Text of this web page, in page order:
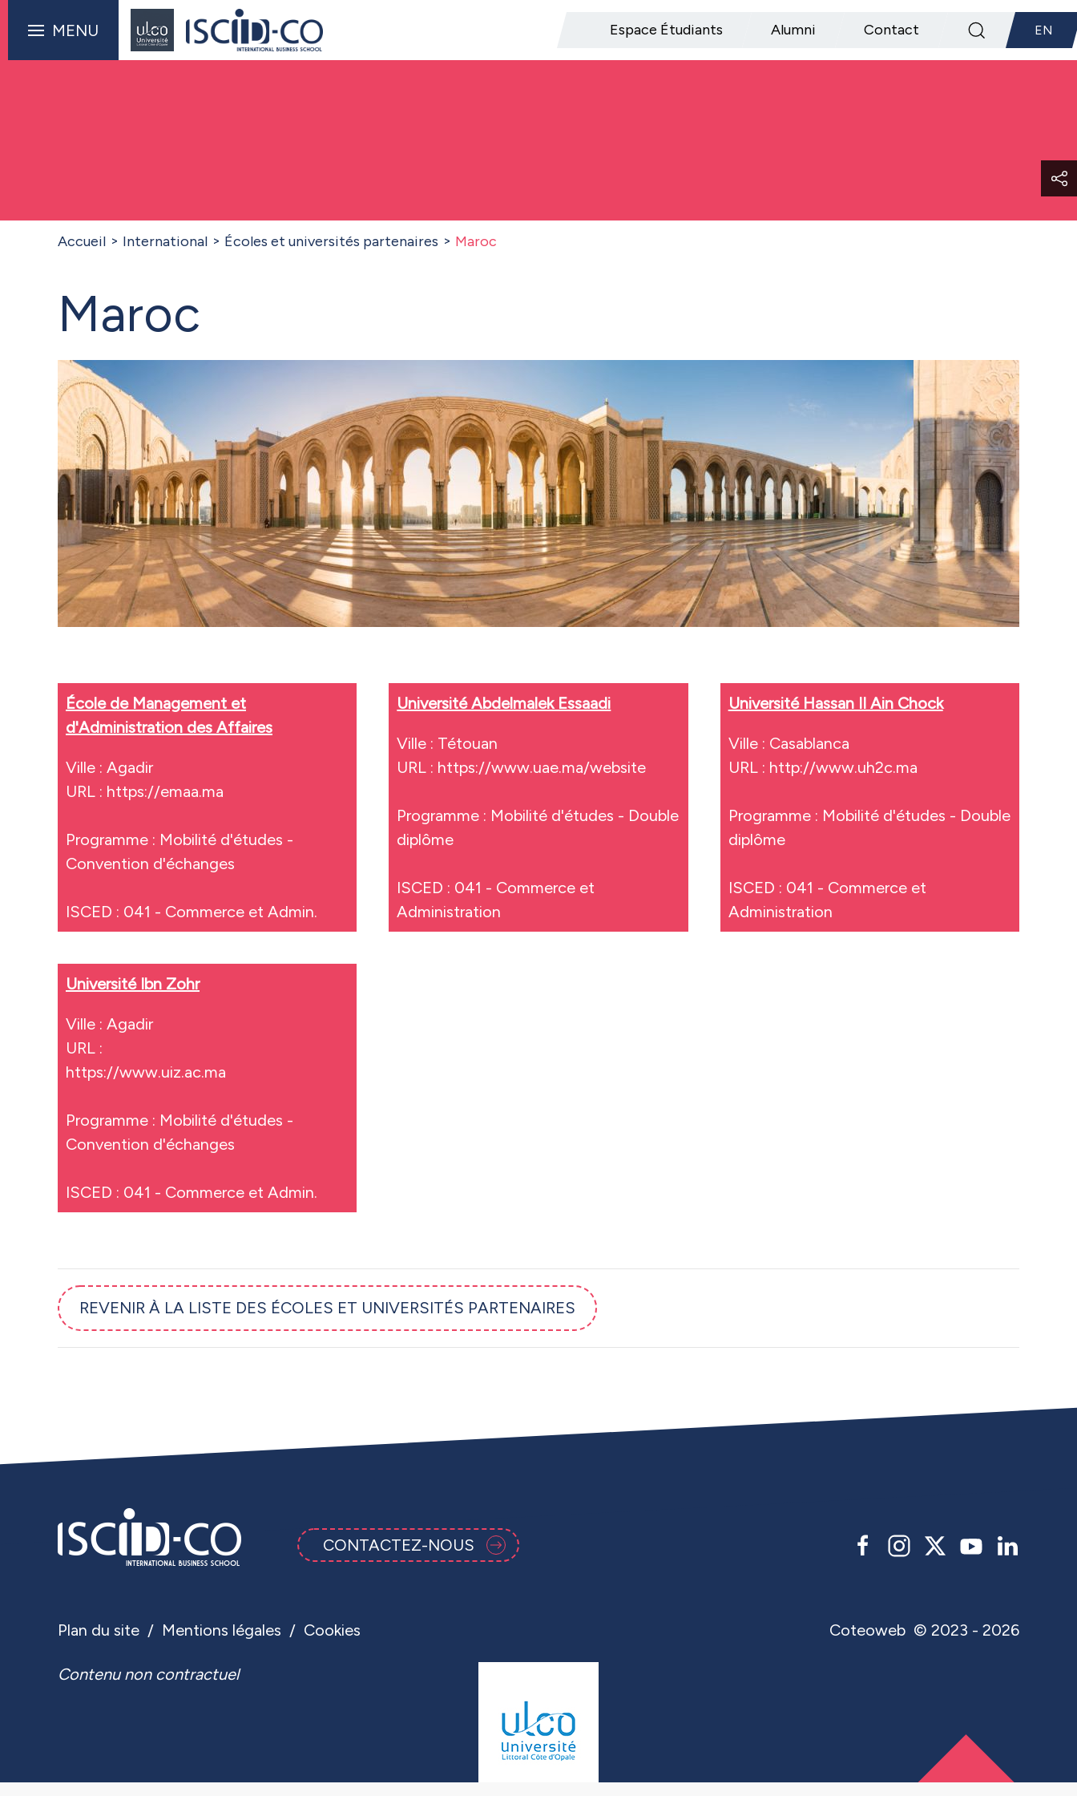
MENU Espace Étudiants Alumni Contact EN
Accueil International Écoles et universités partenaires Maroc
Maroc
École de Management et
d'Administration des Affaires
Ville : Agadir
URL : https://emaa.ma
Programme : Mobilité d'études -
Convention d'échanges
ISCED : 041 - Commerce et Admin.
Université Abdelmalek Essaadi
Ville : Tétouan
URL : https://www.uae.ma/website
Programme : Mobilité d'études - Double
diplôme
ISCED : 041 - Commerce et
Administration
Université Hassan II Ain Chock
Ville : Casablanca
URL : http://www.uh2c.ma
Programme : Mobilité d'études - Double
diplôme
ISCED : 041 - Commerce et
Administration
Université Ibn Zohr
Ville : Agadir
URL :
https://www.uiz.ac.ma
Programme : Mobilité d'études -
Convention d'échanges
ISCED : 041 - Commerce et Admin.
REVENIR À LA LISTE DES ÉCOLES ET UNIVERSITÉS PARTENAIRES
CONTACTEZ-NOUS
Plan du site Mentions légales Cookies
Contenu non contractuel
Coteoweb © 2023 - 2026